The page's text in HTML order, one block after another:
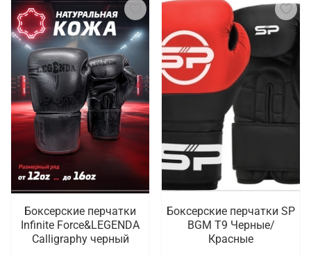
Боксерские перчатки
Infinite Force&LEGENDA
Calligraphy черный
Боксерские перчатки SP
BGM T9 Черные/
Красные